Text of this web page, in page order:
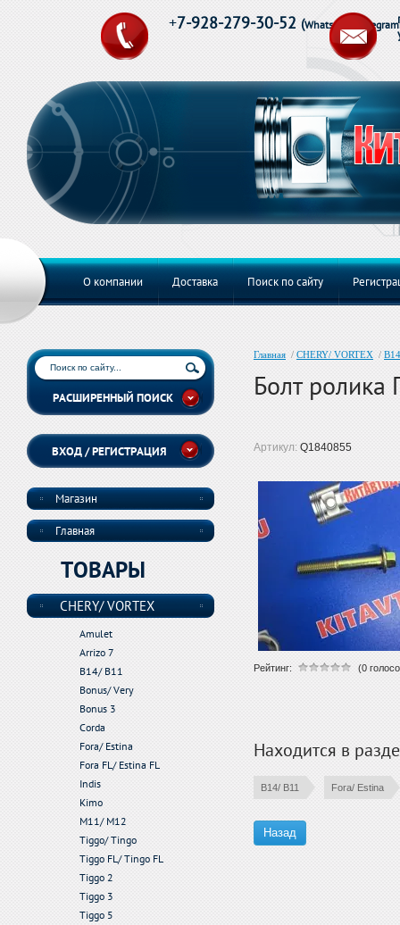
+7-928-279-30-52 (Whats
О компании Доставка Поиск по сайту
Главная / CHERY/ VORTEX /
Болт
Артикул: Q1840855
Рейтинг: (0
Находится в
B14/ B11 Fora/ Estina
Назад
РАСШИРЕННЫЙ ПОИСК
ВХОД / РЕГИСТРАЦИЯ
Магазин
Главная
ТОВАРЫ
CHERY/ VORTEX
Amulet
Arrizo 7
B14/ B11
Bonus/ Very
Bonus 3
Corda
Fora/ Estina
Fora FL/ Estina FL
Indis
Kimo
M11/ M12
Tiggo/ Tingo
Tiggo FL/ Tingo FL
Tiggo 2
Tiggo 3
Tiggo 5